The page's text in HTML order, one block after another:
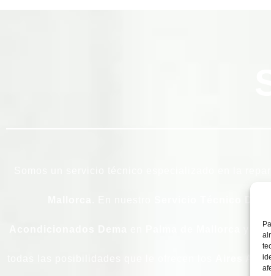
Somos un servicio técnico especializado en la
Servicio Técnico
y
Aires